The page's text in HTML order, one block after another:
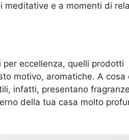
meditative e a momenti di
eccellenza, quelli prodotti
motivo, aromatiche. A cosa
infatti, presentano fragranze
della tua casa molto